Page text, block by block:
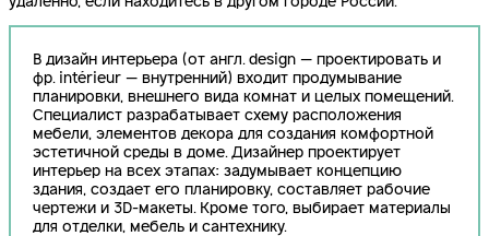
В дизайн интерьера (от англ. design — проектировать и
фр. intérieur — внутренний) входит продумывание
планировки, внешнего вида комнат и целых помещений.
Специалист разрабатывает схему расположения
мебели, элементов декора для создания комфортной
эстетичной среды в доме. Дизайнер проектирует
интерьер на всех этапах: задумывает концепцию
здания, создает его планировку, составляет рабочие
чертежи и 3D-макеты. Кроме того, выбирает материалы
для отделки, мебель и сантехнику.